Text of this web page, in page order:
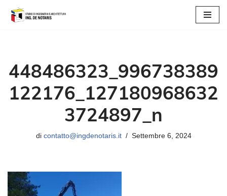
448486323_996738389
122176_127180968632
3724897_n
di contatto@ingdenotaris.it Settembre 6, 2024